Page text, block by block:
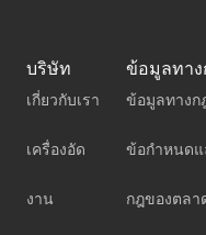
บริษัท
เกี่ยวกับเรา
เครื่องอัด
งาน
ข้อมูลทา
ข้อมูลทางก
ข้อกำหนดแ
กฎของตลา